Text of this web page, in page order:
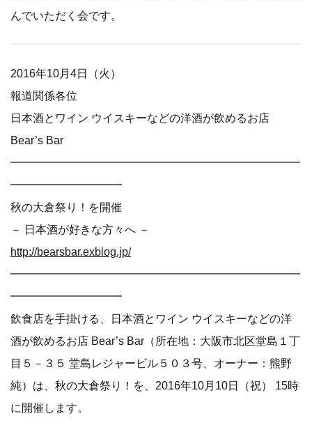
んでいただく会です。
2016年10月4日（火）
報道関係各位
日本酒とワイン ウイスキーなどの洋酒が飲めるお店
Bear’s Bar
━━━━━━━━━━━━━━━━━━━━━━━━━━
━━━━━━━━━━
秋の大倉祭り！を開催
－ 日本酒が好きな方々へ －
http://bearsbar.exblog.jp/
━━━━━━━━━━━━━━━━━━━━━━━━━━
━━━━━━━━━━
飲食店を手掛ける、日本酒とワイン ウイスキーなどの洋
酒が飲めるお店 Bear’s Bar（所在地：大阪市北区堂島１丁
目５－３５ 堂島レジャービル５０３号、オーナー：熊野
純）は、秋の大倉祭り！を、2016年10月10日（祝） 15時
に開催します。